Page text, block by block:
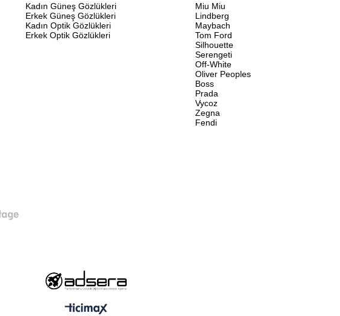
Kadın Güneş Gözlükleri
Erkek Güneş Gözlükleri
Kadın Optik Gözlükleri
Erkek Optik Gözlükleri
Miu Miu
Lindberg
Maybach
Tom Ford
Silhouette
Serengeti
Off-White
Oliver Peoples
Boss
Prada
Vycoz
Zegna
Fendi